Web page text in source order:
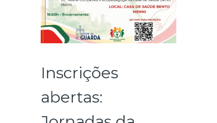
Inscrições
abertas: